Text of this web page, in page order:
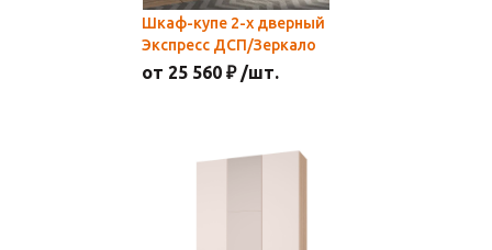
Шкаф-купе 2-х дверный
Экспресс ДСП/Зеркало
от 25 560 ₽ /шт.